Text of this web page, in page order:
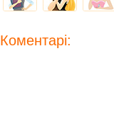
Коментарі: